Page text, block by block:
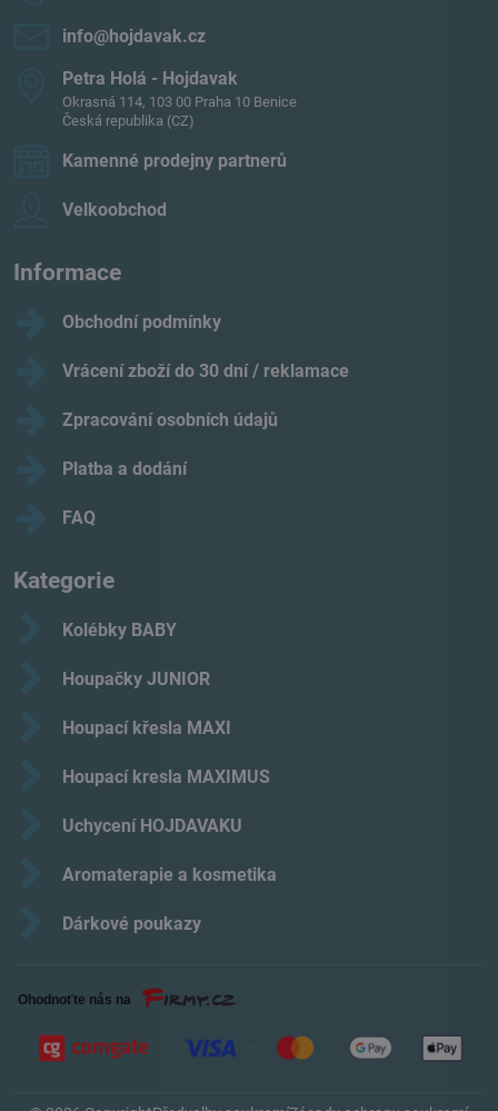
info​@hojdavak​.cz
Petra Holá - Hojdavak
Okrasná 114, 103 00 Praha 10 Benice
Česká republika (CZ)
Kamenné prodejny partnerů
Velkoobchod
Informace
Obchodní podmínky
Vrácení zboží do 30 dní / reklamace
Zpracování osobních údajů
Platba a dodání
FAQ
Kategorie
Kolébky BABY
Houpačky JUNIOR
Houpací křesla MAXI
Houpací kresla MAXIMUS
Uchycení HOJDAVAKU
Aromaterapie a kosmetika
Dárkové poukazy